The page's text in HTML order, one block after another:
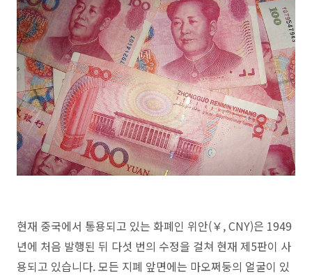
현재 중국에서 통용되고 있는 화폐인 위안(￥, CNY)은 1949
년에 처음 발행된 뒤 다섯 번의 수정을 걸쳐 현재 제5판이 사
용되고 있습니다. 모든 지폐 앞면에는 마오쩌둥의 얼굴이 있